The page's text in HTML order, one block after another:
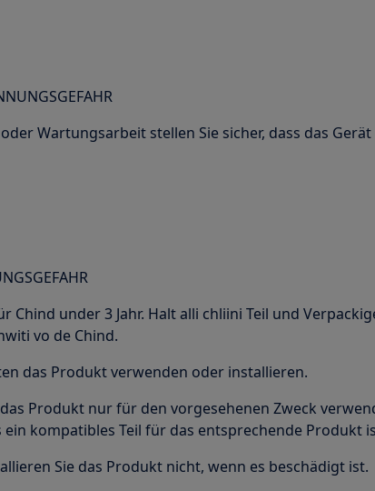
Wartungsarbeit stellen Sie sicher, dass das
Chind under 3 Jahr. Halt alli chliini Teil und
vo de Chind.
das Produkt verwenden oder installieren.
das Produkt nur für den vorgesehenen Zweck
kompatibles Teil für das entsprechende Produkt
Sie das Produkt nicht, wenn es beschädigt ist.